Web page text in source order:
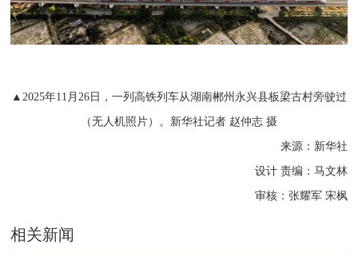
▲2025年11月26日，一列高铁列车从湖南郴州永兴县板梁古村旁驶过
（无人机照片）。新华社记者 赵仲志 摄
来源：新华社
设计 责编：马文林
审核：张耀军 宋枫
相关新闻